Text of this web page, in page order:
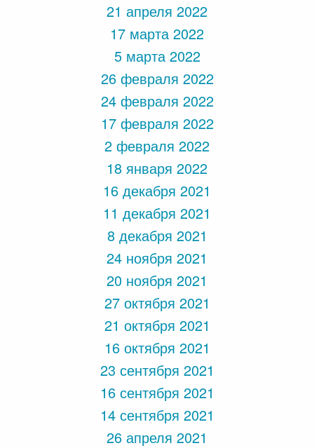
21 апреля 2022
17 марта 2022
5 марта 2022
26 февраля 2022
24 февраля 2022
17 февраля 2022
2 февраля 2022
18 января 2022
16 декабря 2021
11 декабря 2021
8 декабря 2021
24 ноября 2021
20 ноября 2021
27 октября 2021
21 октября 2021
16 октября 2021
23 сентября 2021
16 сентября 2021
14 сентября 2021
26 апреля 2021